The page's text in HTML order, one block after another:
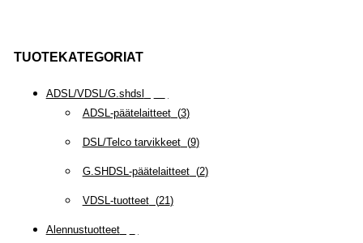
TUOTEKATEGORIAT
ADSL/VDSL/G.shdsl
ADSL-päätelaitteet(3)
DSL/Telco tarvikkeet(9)
G.SHDSL-päätelaitteet(2)
VDSL-tuotteet(21)
Alennustuotteet(